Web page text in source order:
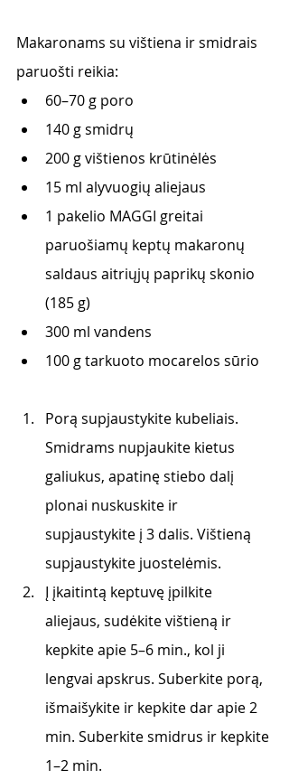
Makaronams su vištiena ir smidrais
paruošti reikia:
60–70 g poro
140 g smidrų
200 g vištienos krūtinėlės
15 ml alyvuogių aliejaus
1 pakelio MAGGI greitai
paruošiamų keptų makaronų
saldaus aitriųjų paprikų skonio
(185 g)
300 ml vandens
100 g tarkuoto mocarelos sūrio
Porą supjaustykite kubeliais.
Smidrams nupjaukite kietus
galiukus, apatinę stiebo dalį
plonai nuskuskite ir
supjaustykite į 3 dalis. Vištieną
supjaustykite juostelėmis.
Į įkaitintą keptuvę įpilkite
aliejaus, sudėkite vištieną ir
kepkite apie 5–6 min., kol ji
lengvai apskrus. Suberkite porą,
išmaišykite ir kepkite dar apie 2
min. Suberkite smidrus ir kepkite
1–2 min.